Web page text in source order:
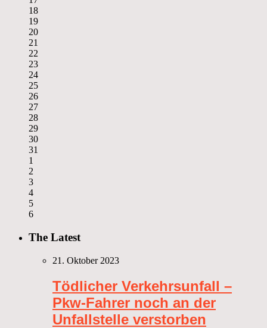
18
19
20
21
22
23
24
25
26
27
28
29
30
31
1
2
3
4
5
6
The Latest
21. Oktober 2023
Tödlicher Verkehrsunfall –
Pkw-Fahrer noch an der
Unfallstelle verstorben